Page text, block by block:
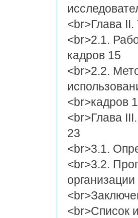
<br>Глава
<br>2.1.
кадров 15
<br>2.2.
<br>кадров
<br>Глава
23
<br>3.1.
<br>3.2.
<br>Список